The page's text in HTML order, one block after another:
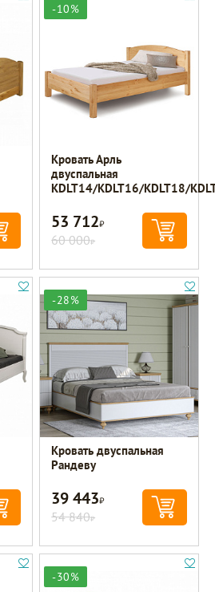
-10%
Кровать Арль
двуспальная
KDLT14/KDLT16/KDLT18/
53 712Р
60 000Р
-28%
Кровать двуспальная
Рандеву
39 443Р
54 840Р
-30%